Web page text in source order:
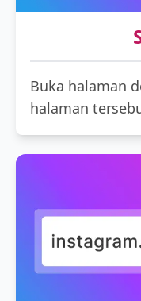
Buka halaman
halaman